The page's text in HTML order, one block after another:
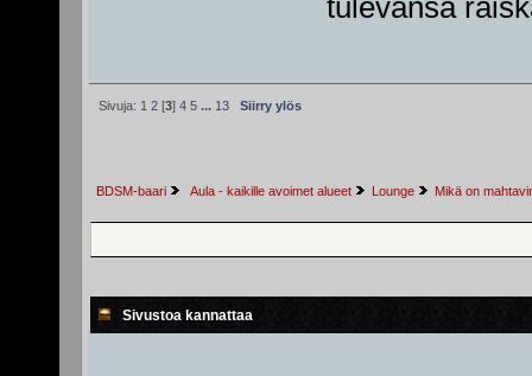
tulevansa
Sivuja: 1 2[3] 4 5 ... 13 Siirry ylös
BDSM-baari Aula - kaikille avoimet alueet Lounge Mikä on
Sivustoa kannattaa